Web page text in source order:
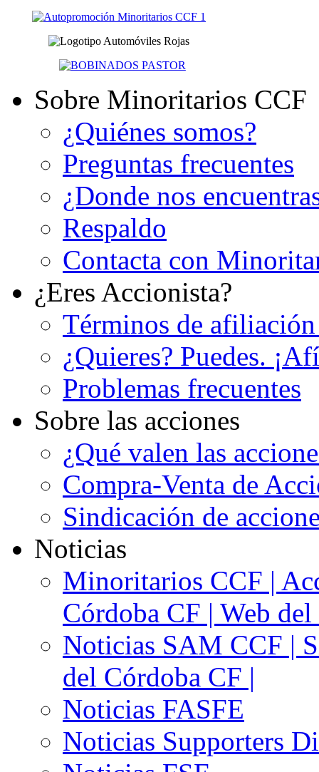
Sobre Minoritarios CCF
¿Quiénes somos?
Preguntas frecuentes
¿Donde nos
Respaldo
Contacta con
¿Eres Accionista?
Términos de
¿Quieres? Puedes.
Problemas frecuentes
Sobre las acciones
¿Qué valen las
Compra-Venta de
Sindicación de
Noticias
Minoritarios CCF |
Córdoba CF | Web
Noticias SAM CCF |
del Córdoba CF |
Noticias FASFE
Noticias Supporters